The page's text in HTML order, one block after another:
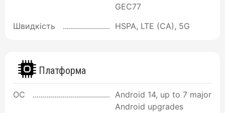
GEC77
Швидкість
HSPA, LTE (CA), 5G
Платформа
ОС
Android 14, up to 7 major
Android upgrades